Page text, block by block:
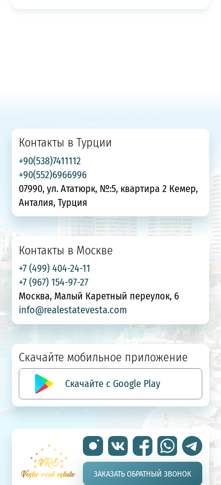
ЗАКАЗАТЬ ОБРАТНЫЙ ЗВОНОК
Контакты в Турции
+90(538)7411112
+90(552)6966996
07990, ул. Ататюрк, №:5, квартира 2 Кемер,
Анталия, Турция
Контакты в Москве
+7 (499) 404-24-11
+7 (967) 154-97-27
Москва, Малый Каретный переулок, 6
info@realestatevesta.com
Скачайте мобильное приложение
Скачайте с Google Play